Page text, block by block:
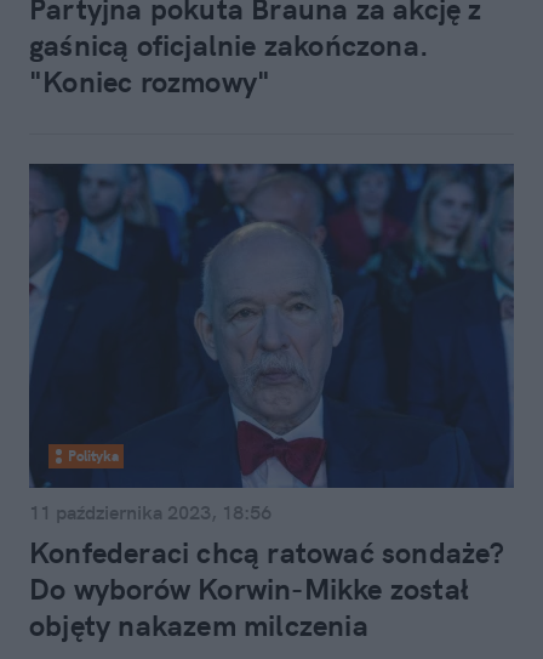
Partyjna pokuta Brauna za akcję z
gaśnicą oficjalnie zakończona.
"Koniec rozmowy"
Polityka
11 października 2023, 18:56
Konfederaci chcą ratować sondaże?
Do wyborów Korwin-Mikke został
objęty nakazem milczenia